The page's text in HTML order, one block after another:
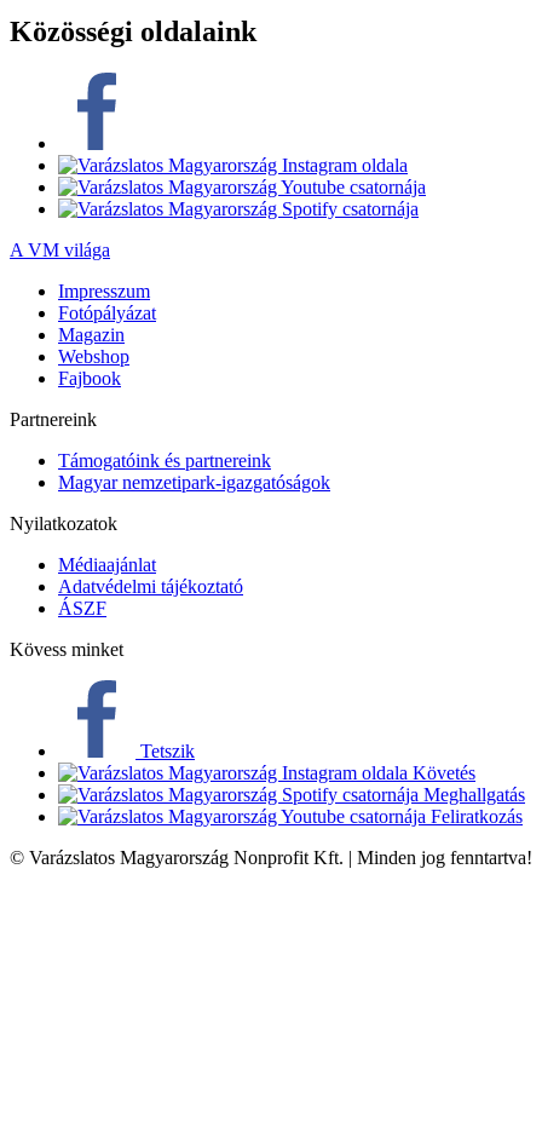
Közösségi oldalaink
A VM világa
Impresszum
Fotópályázat
Magazin
Webshop
Fajbook
Partnereink
Támogatóink és partnereink
Magyar nemzetipark-igazgatóságok
Nyilatkozatok
Médiaajánlat
Adatvédelmi tájékoztató
ÁSZF
Kövess minket
Tetszik
Követés
Meghallgatás
Feliratkozás
© Varázslatos Magyarország Nonprofit Kft. | Minden jog fenntartva!